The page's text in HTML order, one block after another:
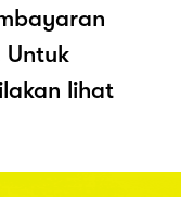
Untuk
lihat